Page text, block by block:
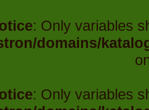
: Only variables
domains/
: Only variables